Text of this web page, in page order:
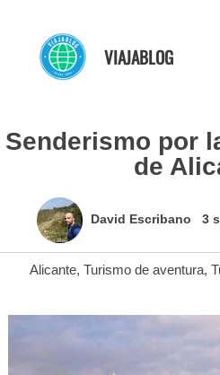
contenido
VIAJABLOG
Senderismo por
de
David Escribano 3
Alicante, Turismo de aventura,